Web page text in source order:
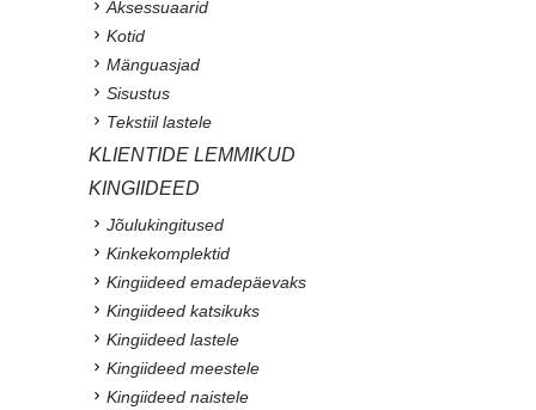
Aksessuaarid
Kotid
Mänguasjad
Sisustus
Tekstiil lastele
KLIENTIDE LEMMIKUD
KINGIIDEED
Jõulukingitused
Kinkekomplektid
Kingiideed emadepäevaks
Kingiideed katsikuks
Kingiideed lastele
Kingiideed meestele
Kingiideed naistele